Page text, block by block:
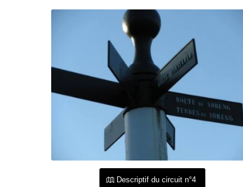
Descriptif du circuit n°4